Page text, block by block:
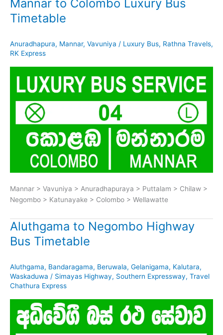
Mannar to Colombo Luxury Bus
Timetable
Anuradhapura, Mannar, Vavuniya / Luxury Bus, Rathna Travels,
RK Express
Mannar > Vavuniya > Anuradhapuraya > Puttalam > Chilaw >
Negombo > Katunayake > Colombo > Wellawatte
Aluthgama to Negombo Highway
Bus Timetable
Aluthgama, Bandaragama, Beruwala, Gelanigama, Kalutara,
Waskaduwa / Simayas Highway, Southern Expressway, Travel
Chathura Express